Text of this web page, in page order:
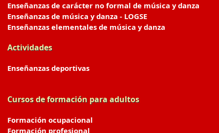
Enseñanzas de carácter no formal de música y danza
Enseñanzas de música y danza - LOGSE
Enseñanzas elementales de música y danza
Actividades
Enseñanzas deportivas
Cursos de formación para adultos
Formación ocupacional
Formación profesional